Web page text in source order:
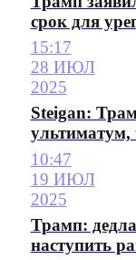
срок для
15:17
28 ИЮЛ
2025
Steigan:
10:47
19 ИЮЛ
2025
Трамп:
наступить